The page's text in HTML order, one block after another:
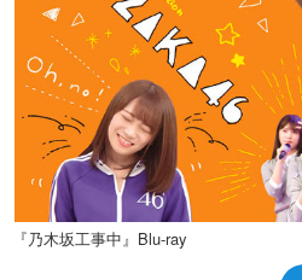
『乃木坂工事中』Blu-ray